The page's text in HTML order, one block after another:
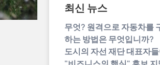
최신 뉴스
무엇? 원격으로 자동차를
하는 방법은 무엇입니까?
도시의 자선 재단 대표자